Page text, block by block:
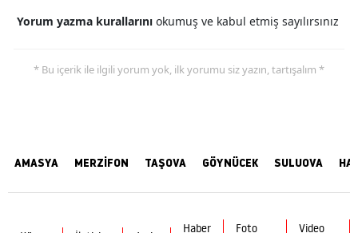
Yorum yazma kurallarını okumuş ve kabul etmiş sayılırsınız
* Bu içerik ile ilgili yorum yok, ilk yorumu siz yazın, tartışalım *
AMASYA MERZİFON TAŞOVA GÖYNÜCEK SULUOVA
Haber Foto Video